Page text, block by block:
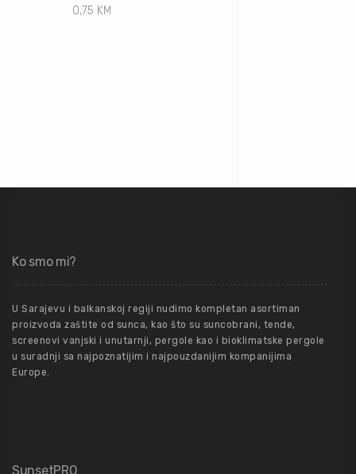
0,75 KM
Ko smo mi?
U Sarajevu i balkanskoj regiji nudimo kompletan asortiman
proizvoda zaštite od sunca, kao što su suncobrani, tende,
screenovi vanjski i unutarnji, pergole kao i bioklimatske pergole
u suradnji sa najpoznatijim i najpouzdanijim kompanijima
Europe.
SunsetPRO